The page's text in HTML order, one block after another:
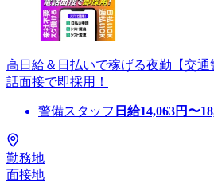
高日給＆日払いで稼げる夜勤【交
話面接で即採用！
警備スタッフ 日給14,063円〜
勤務地
面接地